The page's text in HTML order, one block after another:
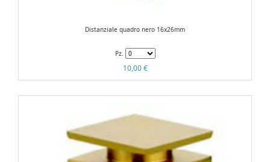
Distanziale quadro nero 16x26mm
Pz.
10,00 €